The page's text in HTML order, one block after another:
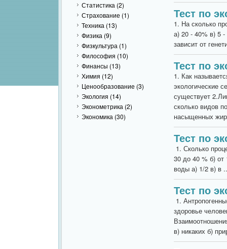
Статистика (2)
Страхование (1)
Техника (13)
Физика (9)
Физкультура (1)
Философия (10)
Финансы (13)
Химия (12)
Ценообразование (3)
Экология (14)
Эконометрика (2)
Экономика (30)
Тест по
1. На сколько
а) 20 - 40% в) 5
зависит от
Тест по
1. Как
экологические
существует
сколько видов
насыщенных
Тест по
1. Сколько
30 до 40 % б) от
воды а) 1/2 в) в
Тест по
1.
здоровье
в) никаких б)